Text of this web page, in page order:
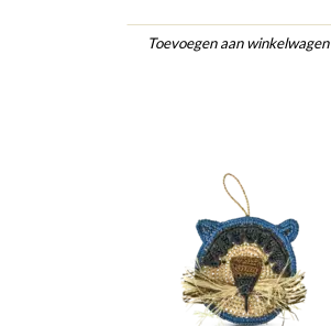
Toevoegen aan winkelwagen